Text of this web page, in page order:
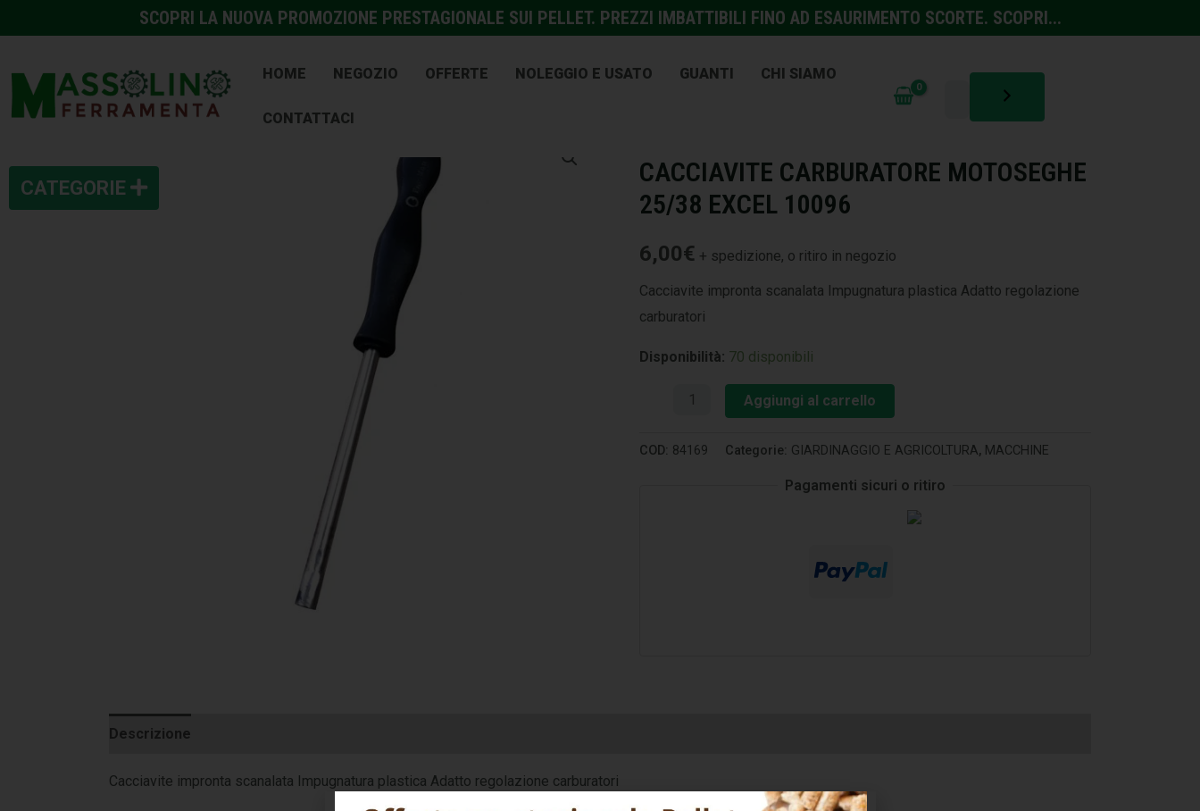
SCOPRI LA NUOVA PROMOZIONE PRESTAGIONALE SUI PELLET. PREZZI IMBATTIBILI FINO AD ESAURIMENTO SCORTE. SCOPRI...
HOME NEGOZIO OFFERTE NOLEGGIO E USATO GUANTI CHI SIAMO
CONTATTACI
CACCIAVITE CARBURATORE MOTOSEGHE
25/38 EXCEL 10096
6,00€ + spedizione, o ritiro in negozio
Cacciavite impronta scanalata Impugnatura plastica Adatto regolazione
carburatori
Disponibilità: 70 disponibili
Aggiungi al carrello
COD: 84169 Categorie: GIARDINAGGIO E AGRICOLTURA, MACCHINE
Pagamenti sicuri o ritiro
Descrizione
Cacciavite impronta scanalata Impugnatura plastica Adatto regolazione carburatori